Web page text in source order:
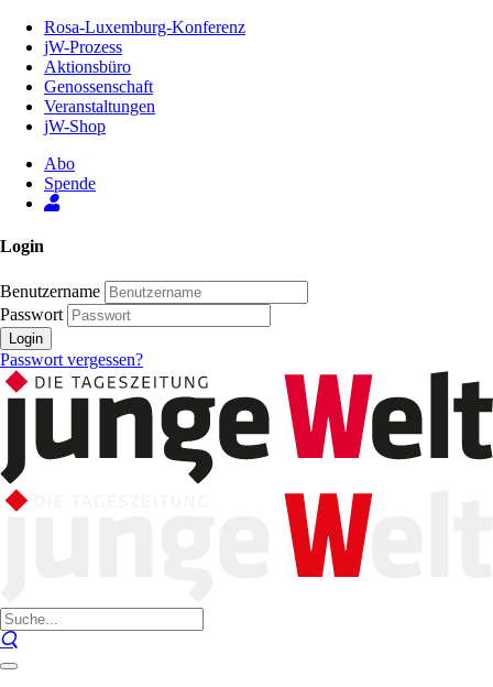
Inhalt
Seite
Rosa-Luxemburg-Konferenz
jW-Prozess
Aktionsbüro
Genossenschaft
Veranstaltungen
jW-Shop
Abo
Spende
Login
Benutzername
Passwort
Login
Passwort vergessen?